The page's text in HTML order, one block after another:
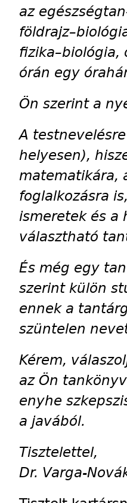
az
fizika–­biológia,
órán egy
Ön szerint a
A
helyesen),
matematikára,
foglalkozásra
ismeretek és a
választható
És még egy
szerint külön
ennek a
szüntelen
Kérem,
az Ön
enyhe
a javából.
Tisztelettel,
Dr. Varga-